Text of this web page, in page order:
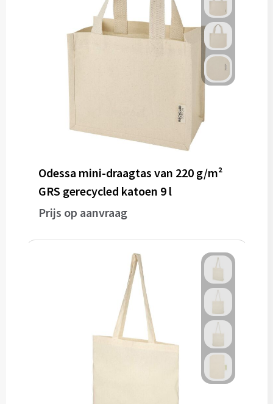
Odessa mini-draagtas van 220 g/m²
GRS gerecycled katoen 9 l
Prijs op aanvraag